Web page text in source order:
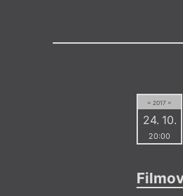
= 2017 =
24. 10.
20:00